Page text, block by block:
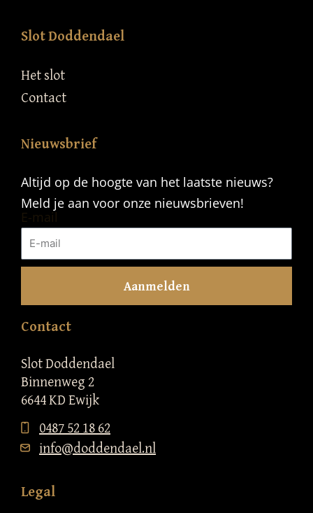
Slot Doddendael
Het slot
Contact
Nieuwsbrief
Altijd op de hoogte van het laatste nieuws?
Meld je aan voor onze nieuwsbrieven!
E-mail
Aanmelden
Contact
Slot Doddendael
Binnenweg 2
6644 KD Ewijk
0487 52 18 62
info@doddendael.nl
Legal